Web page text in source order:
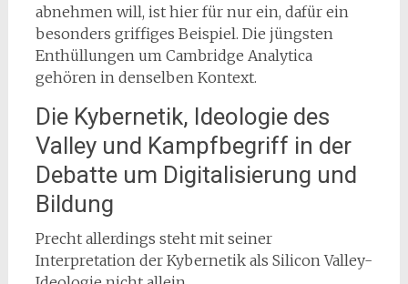
abnehmen will, ist hier für nur ein, dafür ein
besonders griffiges Beispiel. Die jüngsten
Enthüllungen um Cambridge Analytica
gehören in denselben Kontext.
Die Kybernetik, Ideologie des
Valley und Kampfbegriff in der
Debatte um Digitalisierung und
Bildung
Precht allerdings steht mit seiner
Interpretation der Kybernetik als Silicon Valley-